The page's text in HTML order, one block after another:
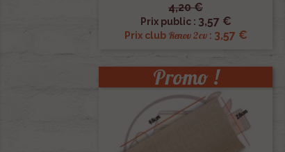
4,20 €
Prix public : 3,57 €
Prix club Renov 2cv: 3,57 €
 Aperçu rapide
Promo !